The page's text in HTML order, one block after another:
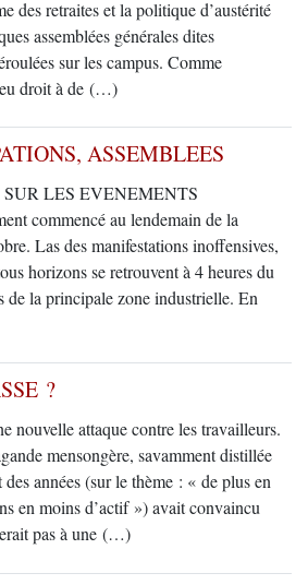
des retraites et la politique d’austérité
assemblées générales dites
sur les campus. Comme
eu droit à de (…)
ASSEMBLEES
LES EVENEMENTS
commencé au lendemain de la
Las des manifestations inoffensives,
horizons se retrouvent à 4 heures du
de la principale zone industrielle. En
?
nouvelle attaque contre les travailleurs.
mensongère, savamment distillée
années (sur le thème : « de plus en
en moins d’actif ») avait convaincu
pas à une (…)